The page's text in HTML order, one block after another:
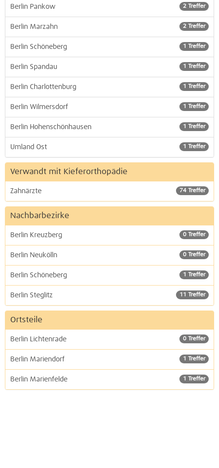
2 Treffer
Berlin Pankow
2 Treffer
Berlin Marzahn
1 Treffer
Berlin Schöneberg
1 Treffer
Berlin Spandau
1 Treffer
Berlin Charlottenburg
1 Treffer
Berlin Wilmersdorf
1 Treffer
Berlin Hohenschönhausen
1 Treffer
Umland Ost
Verwandt mit Kieferorthopädie
74 Treffer
Zahnärzte
Nachbarbezirke
0 Treffer
Berlin Kreuzberg
0 Treffer
Berlin Neukölln
1 Treffer
Berlin Schöneberg
11 Treffer
Berlin Steglitz
Ortsteile
0 Treffer
Berlin Lichtenrade
1 Treffer
Berlin Mariendorf
1 Treffer
Berlin Marienfelde